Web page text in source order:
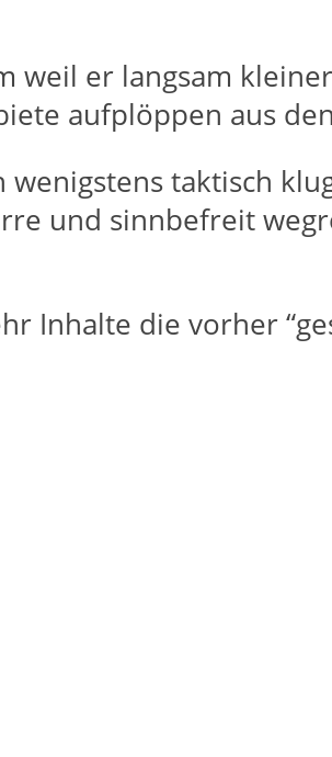
weil er langsam
aufplöppen aus
taktisch
und sinnbefreit
Inhalte die vorher